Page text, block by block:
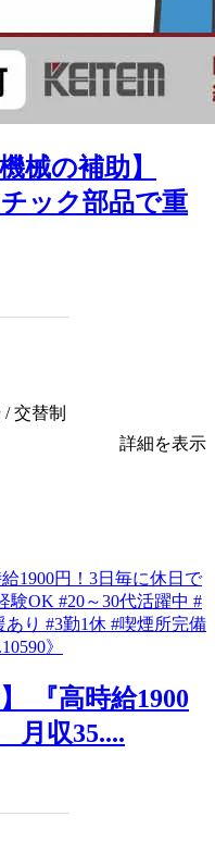
械の補助】
チック部品で重
交替制
詳細を表示
『高時給1900
月収35....